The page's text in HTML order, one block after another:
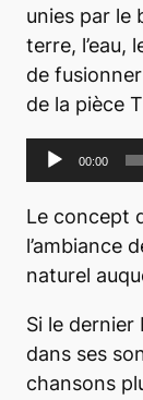
unies par le
terre, l’eau,
de
de la pièce
e
c
t
e
r
a
u
00:00
Le concept
l’ambiance
naturel
Si le dernier
dans ses
chansons